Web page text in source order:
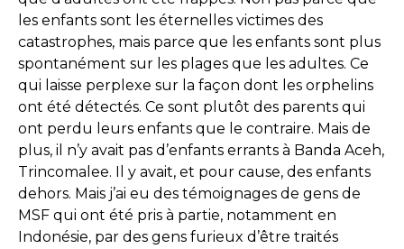
les enfants sont les éternelles victimes des
catastrophes, mais parce que les enfants sont plus
spontanément sur les plages que les adultes. Ce
qui laisse perplexe sur la façon dont les orphelins
ont été détectés. Ce sont plutôt des parents qui
ont perdu leurs enfants que le contraire. Mais de
plus, il n’y avait pas d’enfants errants à Banda Aceh,
Trincomalee. Il y avait, et pour cause, des enfants
dehors. Mais j’ai eu des témoignages de gens de
MSF qui ont été pris à partie, notamment en
Indonésie, par des gens furieux d’être traités